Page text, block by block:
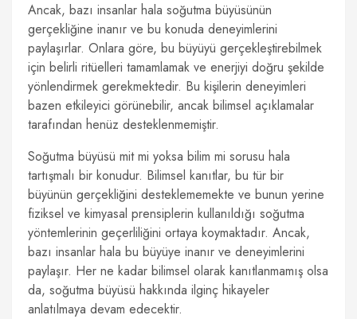
Ancak, bazı insanlar hala soğutma büyüsünün
gerçekliğine inanır ve bu konuda deneyimlerini
paylaşırlar. Onlara göre, bu büyüyü gerçekleştirebilmek
için belirli ritüelleri tamamlamak ve enerjiyi doğru şekilde
yönlendirmek gerekmektedir. Bu kişilerin deneyimleri
bazen etkileyici görünebilir, ancak bilimsel açıklamalar
tarafından henüz desteklenmemiştir.
Soğutma büyüsü mit mi yoksa bilim mi sorusu hala
tartışmalı bir konudur. Bilimsel kanıtlar, bu tür bir
büyünün gerçekliğini desteklememekte ve bunun yerine
fiziksel ve kimyasal prensiplerin kullanıldığı soğutma
yöntemlerinin geçerliliğini ortaya koymaktadır. Ancak,
bazı insanlar hala bu büyüye inanır ve deneyimlerini
paylaşır. Her ne kadar bilimsel olarak kanıtlanmamış olsa
da, soğutma büyüsü hakkında ilginç hikayeler
anlatılmaya devam edecektir.